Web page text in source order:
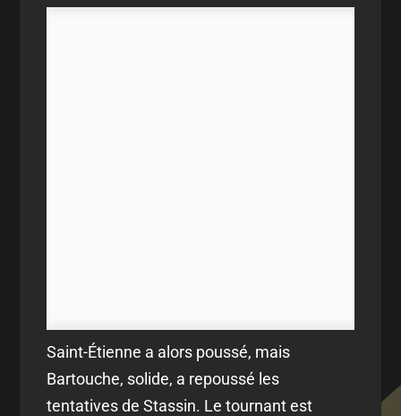
Saint-Étienne a alors poussé, mais
Bartouche, solide, a repoussé les
tentatives de Stassin. Le tournant est